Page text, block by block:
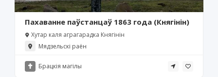
Пахаванне паўстанцаў 1863 года (Княгінін)
Хутар каля аграгарадка Княгінін
Мядзельскі раён
Брацкія магілы